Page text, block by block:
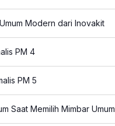
Modern dari Inovakit
PM 4
PM 5
Saat Memilih Mimbar Umum